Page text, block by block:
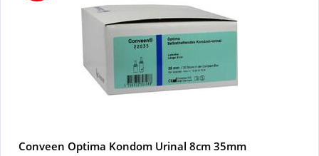
Conveen Optima Kondom Urinal 8cm 35mm